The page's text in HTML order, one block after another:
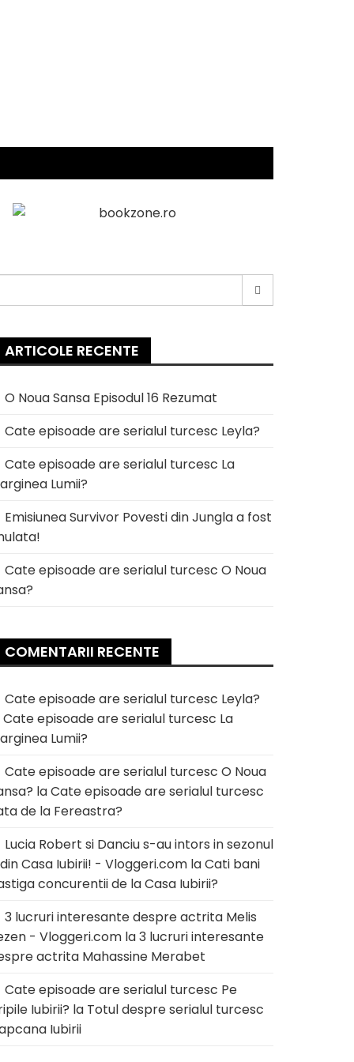
ARTICOLE RECENTE
O Noua Sansa Episodul 16 Rezumat
Cate episoade are serialul turcesc Leyla?
Cate episoade are serialul turcesc La
Lumii?
Emisiunea Survivor Povesti din Jungla a fost
Cate episoade are serialul turcesc O Noua
COMENTARII RECENTE
Cate episoade are serialul turcesc Leyla?
Cate episoade are serialul turcesc La
Lumii?
Cate episoade are serialul turcesc O Noua
laCate episoade are serialul turcesc
de la Fereastra?
Lucia Robert si Danciu s-au intors in sezonul
Casa Iubirii! - Vloggeri.com laCati bani
concurentii de la Casa Iubirii?
3 lucruri interesante despre actrita Melis
- Vloggeri.com la3 lucruri interesante
actrita Mahassine Merabet
Cate episoade are serialul turcesc Pe
Iubirii? la Totul despre serialul turcesc
Iubirii